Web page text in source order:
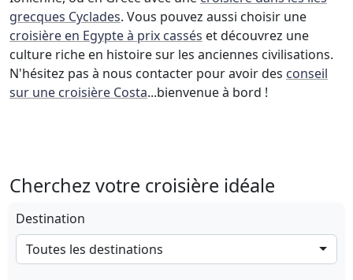
grecques Cyclades. Vous pouvez aussi choisir une
croisière en Egypte à prix cassés et découvrez une
culture riche en histoire sur les anciennes civilisations.
N'hésitez pas à nous contacter pour avoir des conseil
sur une croisière Costa...bienvenue à bord !
Cherchez votre croisière idéale
Destination
Toutes les destinations